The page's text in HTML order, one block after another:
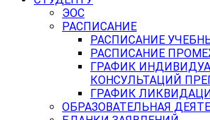
ЭОС
РАСПИСАНИЕ
РАСПИСАНИЕ
РАСПИСАНИЕ
ГРАФИК
КОНСУЛЬТАЦИЙ
ГРАФИК
ОБРАЗОВАТЕЛЬНАЯ